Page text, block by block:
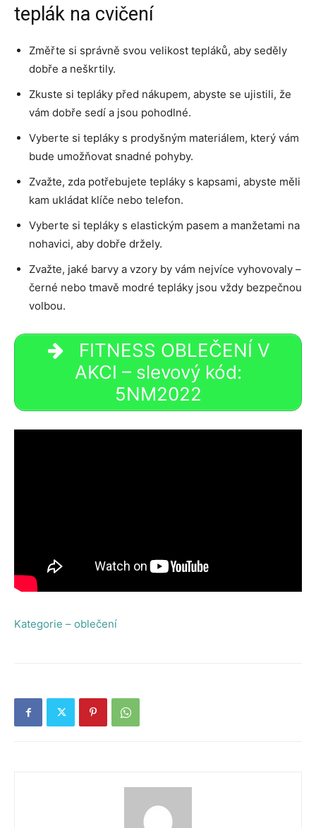
teplák na cvičení
Změřte si správně svou velikost tepláků, aby seděly
dobře a neškrtily.
Zkuste si tepláky před nákupem, abyste se ujistili, že
vám dobře sedí a jsou pohodlné.
Vyberte si tepláky s prodyšným materiálem, který vám
bude umožňovat snadné pohyby.
Zvažte, zda potřebujete tepláky s kapsami, abyste měli
kam ukládat klíče nebo telefon.
Vyberte si tepláky s elastickým pasem a manžetami na
nohavici, aby dobře držely.
Zvažte, jaké barvy a vzory by vám nejvíce vyhovovaly –
černé nebo tmavě modré tepláky jsou vždy bezpečnou
volbou.
FITNESS OBLEČENÍ V
AKCI – slevový kód:
5NM2022
Kategorie – oblečení